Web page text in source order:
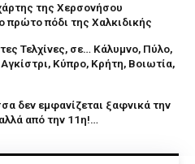
της Χερσονήσου
πρώτο πόδι της Χαλκιδικής
Τελχίνες, σε… Κάλυμνο, Πύλο,
Κύπρο, Κρήτη, Βοιωτία,
δεν εμφανίζεται ξαφνικά την
από την 11η!…